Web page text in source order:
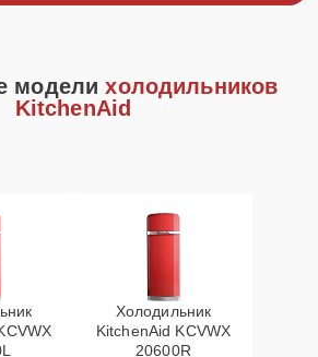
моделихолодильников
KitchenAid
Холодильник
KitchenAid KCVWX
20600R